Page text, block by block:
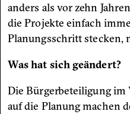
anders als vor zehn
die Projekte einfach
Planungsschritt stecken,
Was hat sich geändert?
Die Bürgerbeteiligung
auf die Planung machen